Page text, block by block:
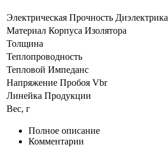
Электрическая Прочность Диэлектрика
Материал Корпуса Изолятора
Толщина
Теплопроводность
Тепловой Импеданс
Напряжение Пробоя Vbr
Линейка Продукции
Вес, г
Полное описание
Комментарии